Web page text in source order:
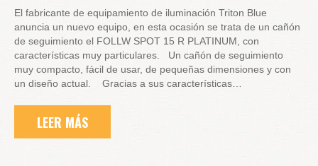
El fabricante de equipamiento de iluminación Triton Blue
anuncia un nuevo equipo, en esta ocasión se trata de un cañón
de seguimiento el FOLLW SPOT 15 R PLATINUM, con
características muy particulares. Un cañón de seguimiento
muy compacto, fácil de usar, de pequeñas dimensiones y con
un diseño actual. Gracias a sus características…
LEER MÁS